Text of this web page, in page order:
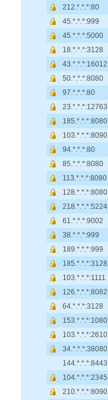
212.*.*.*:80
45.*.*.*:999
45.*.*.*:5000
18.*.*.*:3128
43.*.*.*:16012
50.*.*.*:8080
97.*.*.*:80
23.*.*.*:12763
185.*.*.*:8080
103.*.*.*:8090
94.*.*.*:80
85.*.*.*:8080
113.*.*.*:8080
128.*.*.*:8080
218.*.*.*:5224
61.*.*.*:9002
38.*.*.*:999
189.*.*.*:999
185.*.*.*:3128
103.*.*.*:1111
126.*.*.*:8082
64.*.*.*:3128
153.*.*.*:1080
103.*.*.*:2610
34.*.*.*:38080
144.*.*.*:8443
104.*.*.*:2345
210.*.*.*:8090